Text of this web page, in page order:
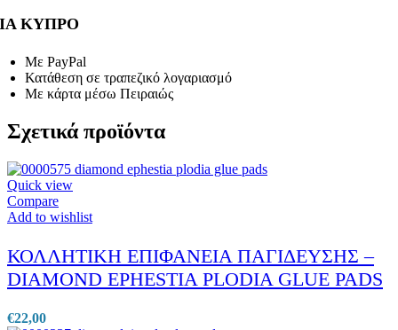
ΚΥΠΡΟ
Με PayPal
Κατάθεση σε τραπεζικό λογαριασμό
Με κάρτα μέσω Πειραιώς
Σχετικά προϊόντα
Quick view
Compare
Add to wishlist
ΚΟΛΛΗΤΙΚΗ ΕΠΙΦΑΝΕΙΑ ΠΑΓΙΔΕΥΣΗΣ –
DIAMOND EPHESTIA PLODIA GLUE PADS
€22,00